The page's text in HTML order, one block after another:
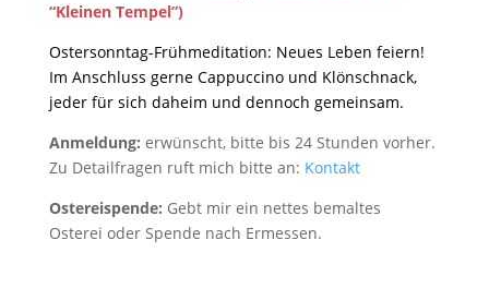
“Kleinen Tempel”)
Ostersonntag-Frühmeditation: Neues Leben feiern!
Im Anschluss gerne Cappuccino und Klönschnack,
jeder für sich daheim und dennoch gemeinsam.
Anmeldung: erwünscht, bitte bis 24 Stunden vorher.
Zu Detailfragen ruft mich bitte an: Kontakt
Ostereispende: Gebt mir ein nettes bemaltes
Osterei oder Spende nach Ermessen.